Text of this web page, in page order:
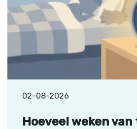
02-08-2026
Hoeveel weken